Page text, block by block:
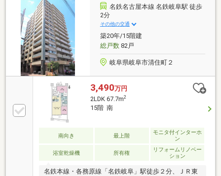
ドキッチン・リビングと開口部の床見切りには御影石
敷居が設置されています。
名鉄名古屋本線 名鉄岐阜駅 徒歩
2分
その他の交通
築20年/15階建
総戸数82戸
岐阜県岐阜市清住町２
3,490万円
2LDK 67.7m2
15階 南
南向き 最上階
モニタ付インターホ
ン
浴室乾燥機 所有権
リフォームリノベー
ション
名鉄本線・各務原線「名鉄岐阜」駅徒歩２分、ＪＲ東